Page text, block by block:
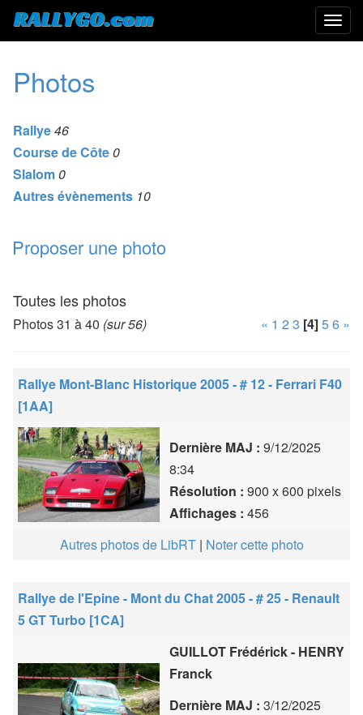
Photos
Rallye46
Course de Côte0
Slalom0
Autres évènements 10
Proposer une photo
Toutes les photos
Photos 31 à 40 (sur 56) « 1 2 3 [4]56 »
Rallye Mont-Blanc Historique 2005 - # 12 - Ferrari F40
[1AA]
Dernière MAJ : 9/12/2025
8:34
Résolution : 900 x 600 pixels
Affichages : 456
Autres photos de LibRT| Noter cette photo
Rallye de l'Epine - Mont du Chat 2005 - # 25 - Renault
5 GT Turbo [1CA]
GUILLOT Frédérick - HENRY
Franck
Dernière MAJ : 3/12/2025